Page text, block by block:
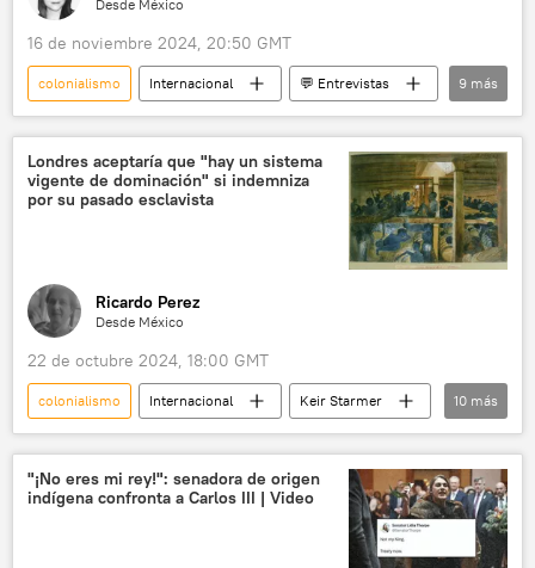
Desde México
16 de noviembre 2024, 20:50 GMT
colonialismo Internacional
💬 Entrevistas
Israel
Alemania
Hamás
Universidad de Cornell (EEUU)
Universidad Nacional Autónoma de México (UNAM)
9 más
Londres aceptaría que "hay un sistema
vigente de dominación" si indemniza
por su pasado esclavista
Ricardo Perez
Desde México
22 de octubre 2024, 18:00 GMT
colonialismo Internacional
Keir Starmer
sociedad
Reino Unido
Samoa
Barbados
política
Carlos III
Imperio Británico
esclavos
10 más
"¡No eres mi rey!": senadora de origen
indígena confronta a Carlos III | Video